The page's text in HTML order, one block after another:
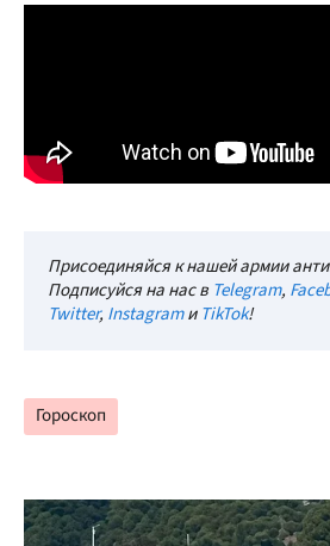
Присоединяйся к нашей армии
Подписуйся на нас в Telegram,
Twitter, InstagramиTikTok!
Гороскоп